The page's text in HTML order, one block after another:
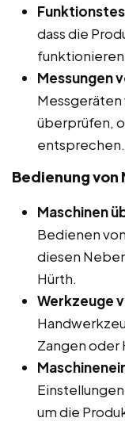
dass die
Messungen
überprüfen,
entsprechen.
Bedienung von
Maschinen
Bedienen
diesen
Hürth.
Werkzeuge
Zangen oder
um die